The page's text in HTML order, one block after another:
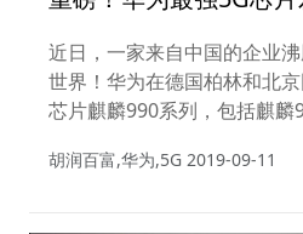
列来了！
近日，一家来自中国的企业
世界！华为在德国柏林和北
芯片麒麟990系列，包括麒麟
摄能力等方面进行全方位升级
胡润百富,华为,5G 2019-09-11